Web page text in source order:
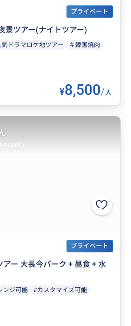
プライベート
景ツアー(ナイトツアー)
気ドラマロケ地ツアー
＃韓国焼肉
¥8,500/人
プライベート
ー 大長今パーク + 昼食 + 水
ンジ可能
#カスタマイズ可能
(34件)